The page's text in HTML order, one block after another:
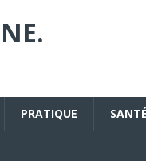
PRATIQUE SANTÉ